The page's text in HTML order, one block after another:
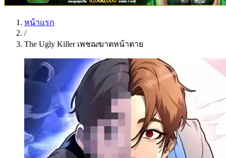
หน้าแรก
/
The Ugly Killer เพชฌฆาตหน้าตาย